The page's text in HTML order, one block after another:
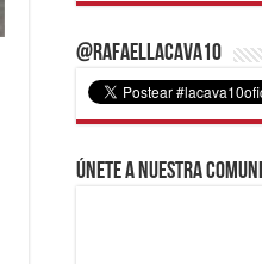
@RafaelLacava10
Únete a nuestra